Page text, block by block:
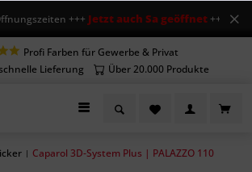
+++Jetzt auch Sa geöffnet+++ Mo-Fr
Profi Farben für Gewerbe & Privat
Lieferung
Über 20.000 Produkte
| Caparol 3D-System Plus | PALAZZO 110